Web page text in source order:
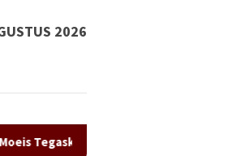
2026
Laporan ke Inspektorat 4 Agustus